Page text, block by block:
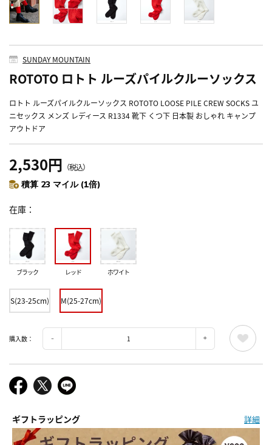
SUNDAY MOUNTAIN
ROTOTO ロトト ルーズパイルクルーソックス
ロトト ルーズパイルクルーソックス ROTOTO LOOSE PILE CREW SOCKS ユ
ニセックス メンズ レディース R1334 靴下 くつ下 日本製 おしゃれ キャンプ
アウトドア
2,530円 （税込）
積算 23 マイル (1倍)
在庫
ブラック レッド ホワイト
S(23-25cm) M(25-27cm)
購入数：
ギフトラッピング 詳細